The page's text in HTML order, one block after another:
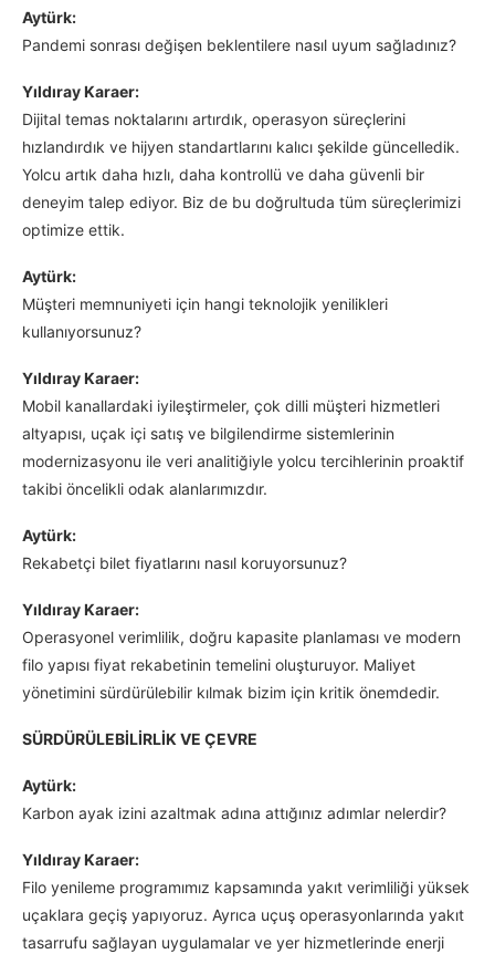
Aytürk:
Pandemi sonrası değişen beklentilere nasıl uyum sağladınız?
Yıldıray Karaer:
Dijital temas noktalarını artırdık, operasyon süreçlerini
hızlandırdık ve hijyen standartlarını kalıcı şekilde güncelledik.
Yolcu artık daha hızlı, daha kontrollü ve daha güvenli bir
deneyim talep ediyor. Biz de bu doğrultuda tüm süreçlerimizi
optimize ettik.
Aytürk:
Müşteri memnuniyeti için hangi teknolojik yenilikleri
kullanıyorsunuz?
Yıldıray Karaer:
Mobil kanallardaki iyileştirmeler, çok dilli müşteri hizmetleri
altyapısı, uçak içi satış ve bilgilendirme sistemlerinin
modernizasyonu ile veri analitiğiyle yolcu tercihlerinin proaktif
takibi öncelikli odak alanlarımızdır.
Aytürk:
Rekabetçi bilet fiyatlarını nasıl koruyorsunuz?
Yıldıray Karaer:
Operasyonel verimlilik, doğru kapasite planlaması ve modern
filo yapısı fiyat rekabetinin temelini oluşturuyor. Maliyet
yönetimini sürdürülebilir kılmak bizim için kritik önemdedir.
SÜRDÜRÜLEBİLİRLİK VE ÇEVRE
Aytürk:
Karbon ayak izini azaltmak adına attığınız adımlar nelerdir?
Yıldıray Karaer:
Filo yenileme programımız kapsamında yakıt verimliliği yüksek
uçaklara geçiş yapıyoruz. Ayrıca uçuş operasyonlarında yakıt
tasarrufu sağlayan uygulamalar ve yer hizmetlerinde enerji